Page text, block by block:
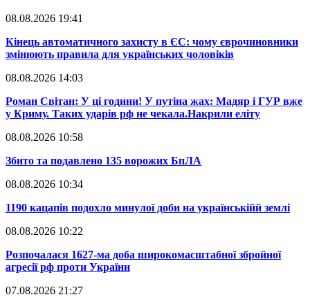
08.08.2026 19:41
​Кінець автоматичного захисту в ЄС: чому єврочиновники
змінюють правила для українських чоловіків
08.08.2026 14:03
​Роман Світан: У ці години! У путіна жах: Мадяр і ГУР вже
у Криму. Таких ударів рф не чекала.Накрили еліту
08.08.2026 10:58
​Збито та подавлено 135 ворожих БпЛА
08.08.2026 10:34
​1190 кацапів подохло минулої доби на українськійй землі
08.08.2026 10:22
​Розпочалася 1627-ма доба широкомасштабної збройної
агресії рф проти України
07.08.2026 21:27